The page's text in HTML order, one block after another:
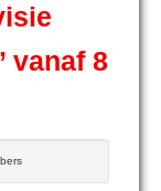
vanaf 8